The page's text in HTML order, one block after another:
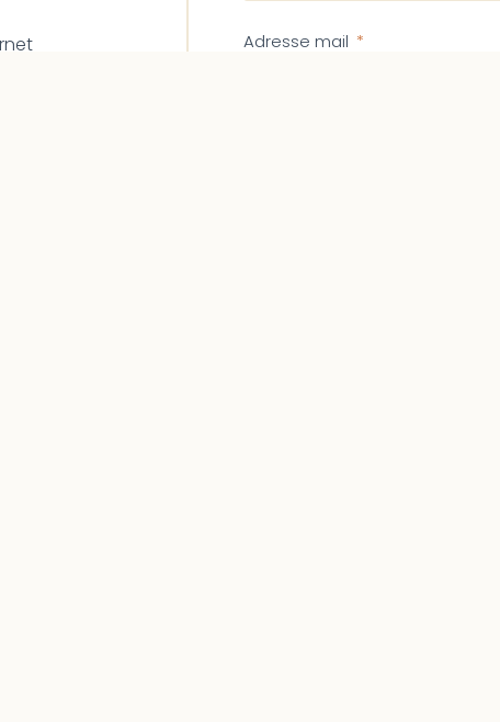
Adresse mail